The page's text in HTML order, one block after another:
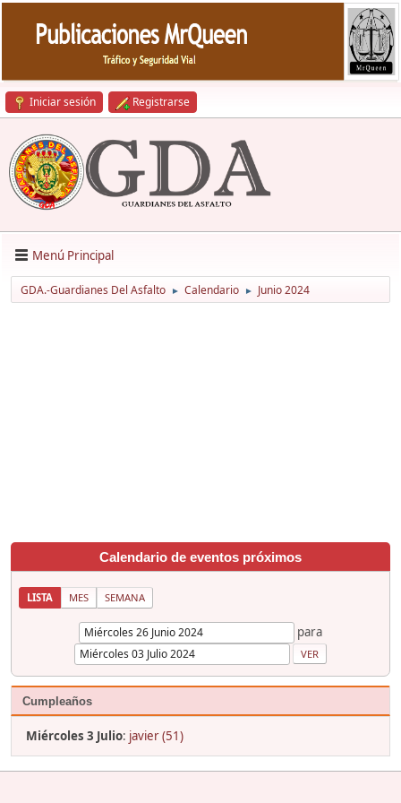
Iniciar sesión Registrarse
Menú Principal
GDA.-Guardianes Del Asfalto ► Calendario ► Junio 2024
Calendario de eventos próximos
LISTA MES SEMANA
para
Cumpleaños
Miércoles 3 Julio: javier (51)